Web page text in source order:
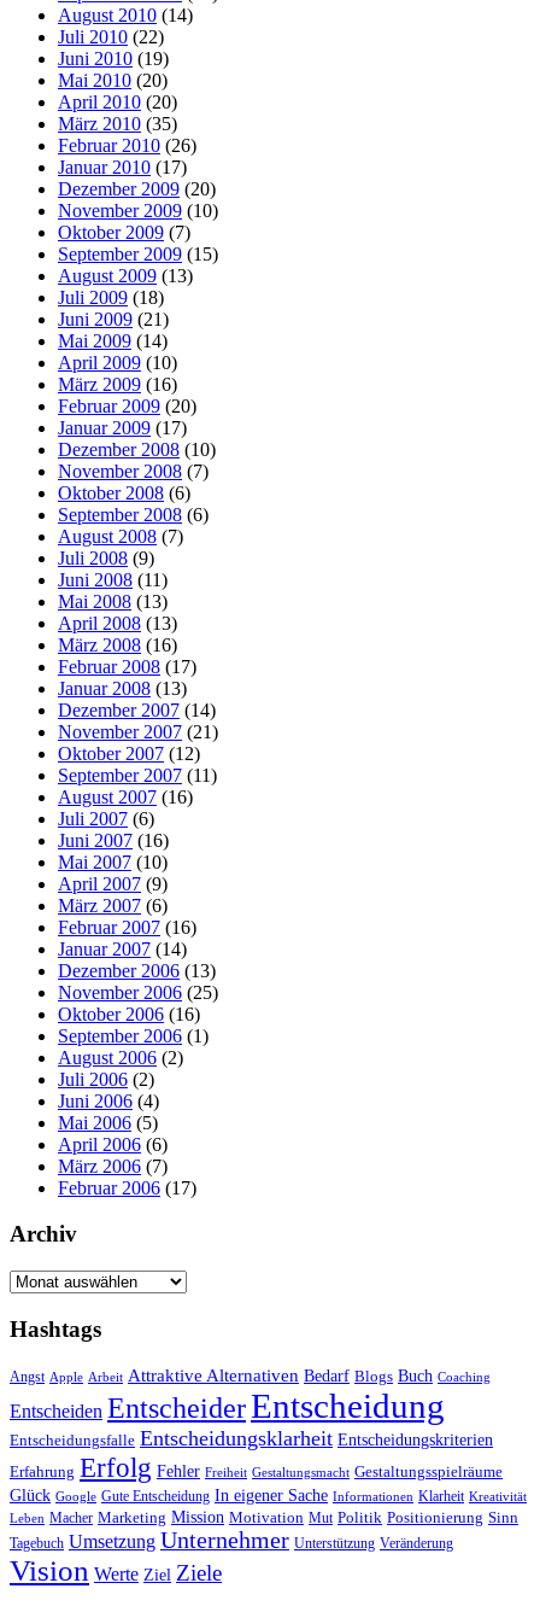
August 2010 (14)
Juli 2010 (22)
Juni 2010 (19)
Mai 2010 (20)
April 2010 (20)
März 2010 (35)
Februar 2010 (26)
Januar 2010 (17)
Dezember 2009 (20)
November 2009 (10)
Oktober 2009 (7)
September 2009 (15)
August 2009 (13)
Juli 2009 (18)
Juni 2009 (21)
Mai 2009 (14)
April 2009 (10)
März 2009 (16)
Februar 2009 (20)
Januar 2009 (17)
Dezember 2008 (10)
November 2008 (7)
Oktober 2008 (6)
September 2008 (6)
August 2008 (7)
Juli 2008 (9)
Juni 2008 (11)
Mai 2008 (13)
April 2008 (13)
März 2008 (16)
Februar 2008 (17)
Januar 2008 (13)
Dezember 2007 (14)
November 2007 (21)
Oktober 2007 (12)
September 2007 (11)
August 2007 (16)
Juli 2007 (6)
Juni 2007 (16)
Mai 2007 (10)
April 2007 (9)
März 2007 (6)
Februar 2007 (16)
Januar 2007 (14)
Dezember 2006 (13)
November 2006 (25)
Oktober 2006 (16)
September 2006 (1)
August 2006 (2)
Juli 2006 (2)
Juni 2006 (4)
Mai 2006 (5)
April 2006 (6)
März 2006 (7)
Februar 2006 (17)
Archiv
Archiv
Hashtags
Angst Apple Arbeit Attraktive Alternativen Bedarf Blogs Buch Coaching
Entscheiden EntscheiderEntscheidung
Entscheidungsfalle Entscheidungsklarheit Entscheidungskriterien
Erfahrung Erfolg Fehler Freiheit Gestaltungsmacht Gestaltungsspielräume
Glück Google Gute Entscheidung In eigener Sache Informationen Klarheit Kreativität
Leben Macher Marketing Mission Motivation Mut Politik Positionierung Sinn
Tagebuch Umsetzung Unternehmer Unterstützung Veränderung
Vision Werte Ziel Ziele